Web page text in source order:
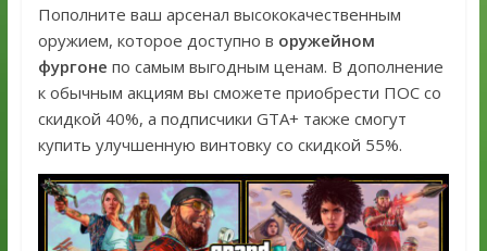
Пополните ваш арсенал высококачественным
оружием, которое доступно в оружейном
фургоне по самым выгодным ценам. В дополнение
к обычным акциям вы сможете приобрести ПОС со
скидкой 40%, а подписчики GTA+ также смогут
купить улучшенную винтовку со скидкой 55%.